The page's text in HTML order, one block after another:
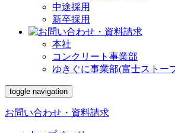
中途採用
新卒採用
本社
コンクリート事業部
ゆきぐに事業部(富士ストー
toggle navigation
お問い合わせ・資料請求